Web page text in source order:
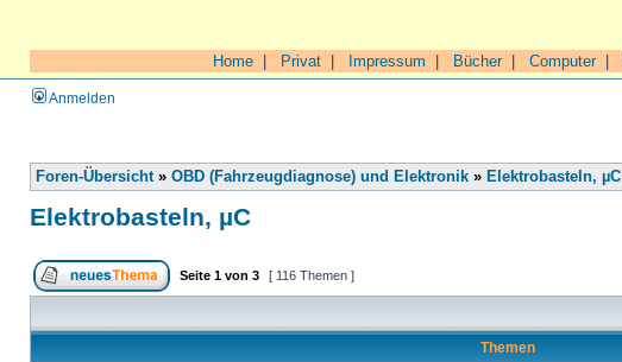
Home Privat Impressum Bücher| Computer|
Anmelden
Foren-Übersicht» OBD (Fahrzeugdiagnose) und Elektronik » Elektrobasteln, µC
Elektrobasteln, µC
Seite 1 von 3 [ 116 Themen ]
Themen